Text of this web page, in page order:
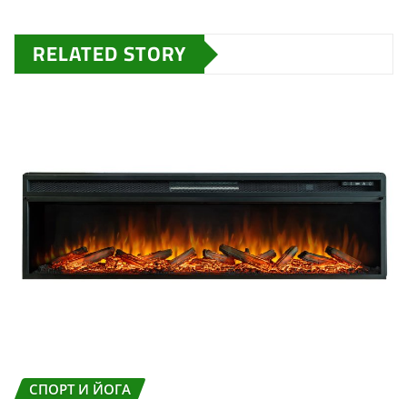
RELATED STORY
СПОРТ И ЙОГА